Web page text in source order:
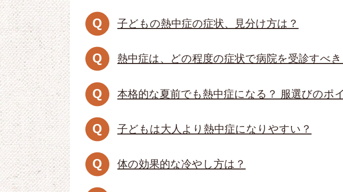
子どもの熱中症の症状、見分け方は？
熱中症は、どの程度の症状で病院を受診すべき
本格的な夏前でも熱中症になる？ 服選びのポ
子どもは大人より熱中症になりやすい？
体の効果的な冷やし方は？